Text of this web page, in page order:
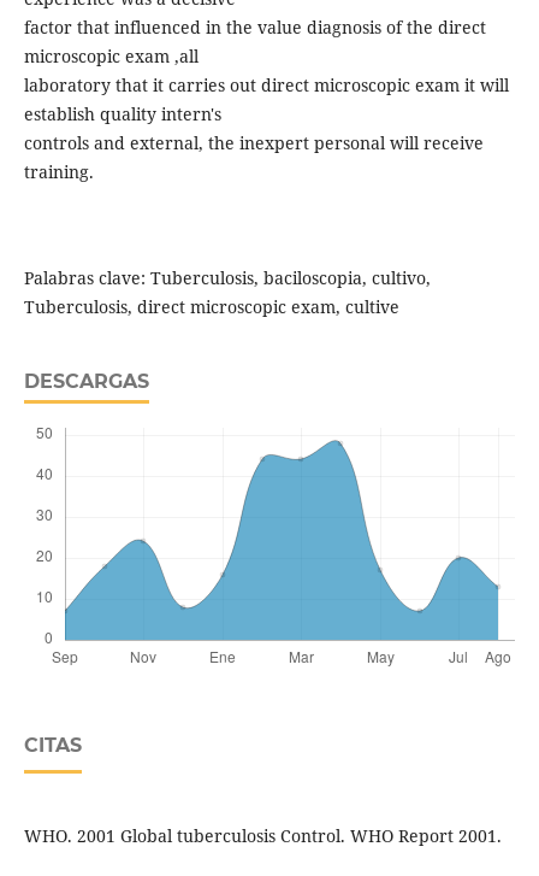
factor that influenced in the value diagnosis of the direct
microscopic exam ,all
laboratory that it carries out direct microscopic exam it will
establish quality intern's
controls and external, the inexpert personal will receive
training.
Palabras clave: Tuberculosis, baciloscopia, cultivo,
Tuberculosis, direct microscopic exam, cultive
DESCARGAS
CITAS
WHO. 2001 Global tuberculosis Control. WHO Report 2001.